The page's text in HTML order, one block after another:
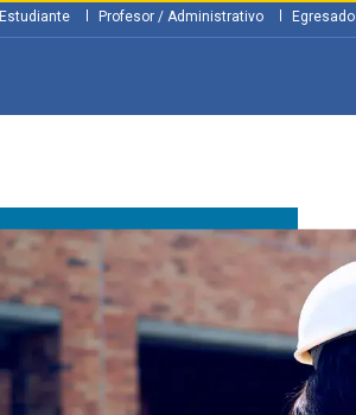
Estudiante Profesor / Administrativo Egresado